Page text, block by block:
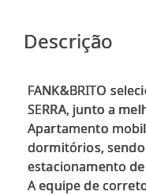
Descrição
FANK&BRITO
SERRA, junto a
Apartamento
dormitórios,
estacionamento
A equipe de